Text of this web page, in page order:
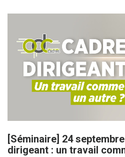
[Séminaire] 24
dirigeant : un travail